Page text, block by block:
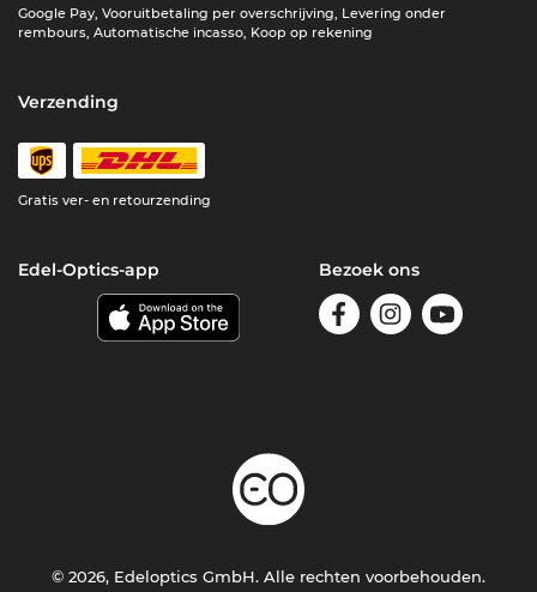
Google Pay, Vooruitbetaling per overschrijving, Levering onder
rembours, Automatische incasso, Koop op rekening
Verzending
Gratis ver- en retourzending
Edel-Optics-app Bezoek ons
© 2026, Edeloptics GmbH. Alle rechten voorbehouden.